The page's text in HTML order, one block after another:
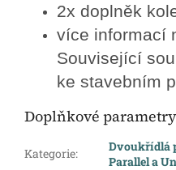
2x doplněk
více informací
Související
ke stavebním
Doplňkové parametry
Kategorie:
Dvoukřídlá
Parallel a